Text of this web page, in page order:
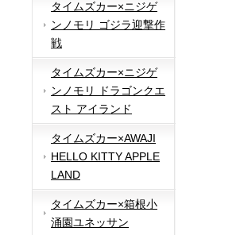
タイムズカー×ニジゲ
ンノモリ ゴジラ迎撃作
戦
タイムズカー×ニジゲ
ンノモリ ドラゴンクエ
スト アイランド
タイムズカー×AWAJI
HELLO KITTY APPLE
LAND
タイムズカー×箱根小
涌園ユネッサン